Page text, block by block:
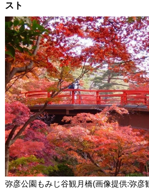
スト
弥彦公園もみじ谷観月橋(画像提供:弥彦